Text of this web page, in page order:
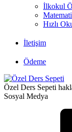
İlkokul
Hızlı
İletişim
Ödeme
Özel Ders Sepeti
Sosyal Medya